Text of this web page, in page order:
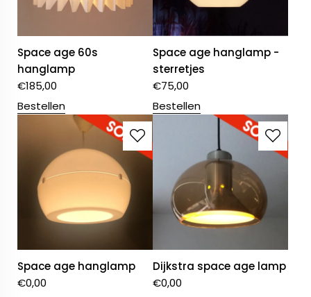
Space age 60s
hanglamp
€185,00
Bestellen
Space age hanglamp -
sterretjes
€75,00
Bestellen
Space age hanglamp
€0,00
Dijkstra space age lamp
€0,00